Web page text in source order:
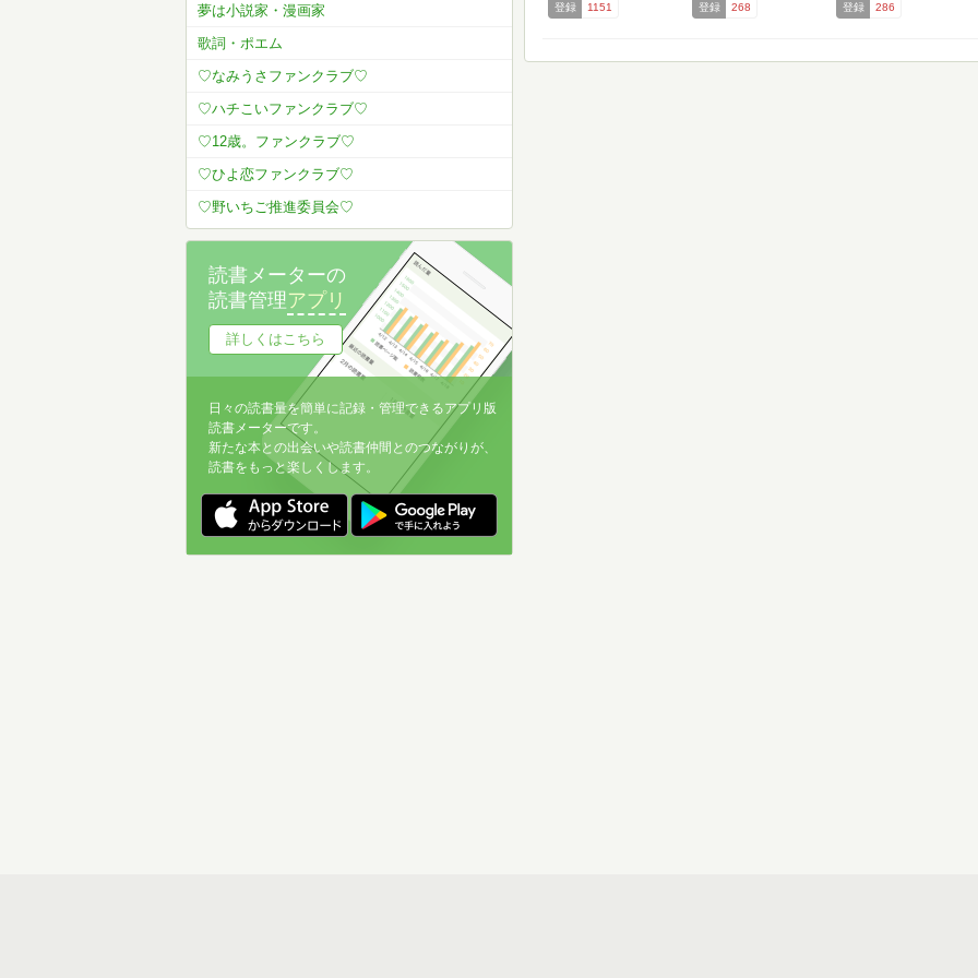
登録 1151 登録 268 登録 286
夢は小説家・漫画家
歌詞・ポエム
♡なみうさファンクラブ♡
♡ハチこいファンクラブ♡
♡12歳。ファンクラブ♡
♡ひよ恋ファンクラブ♡
♡野いちご推進委員会♡
読書メーターの
読書管理アプリ
詳しくはこちら
日々の読書量を簡単に記録・管理できるアプリ版
読書メーターです。
新たな本との出会いや読書仲間とのつながりが、
読書をもっと楽しくします。